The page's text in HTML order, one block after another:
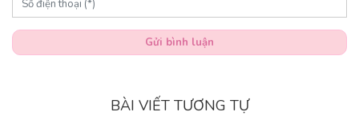
Gửi bình luận
BÀI VIẾT TƯƠNG TỰ